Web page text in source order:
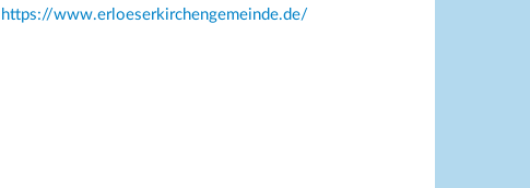
https://www.erloeserkirchengemeinde.de/